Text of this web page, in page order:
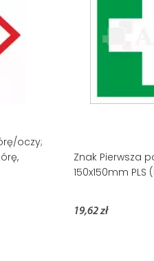
oczy;
Znak Pierwsza
150x150mm PLS
19,62 zł